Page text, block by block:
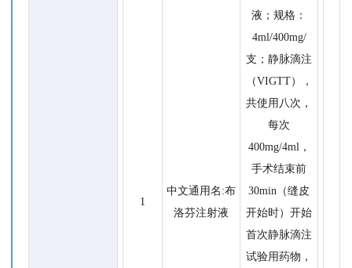
1
中文通用名:布
洛芬注射液
液；规格：
4ml/400mg/
支；静脉滴注
（VIGTT），
共使用八次，
每次
400mg/4ml，
手术结束前
30min（缝皮
开始时）开始
首次静脉滴注
试验用药物，